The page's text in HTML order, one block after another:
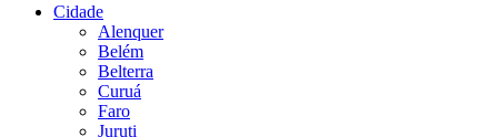
Cidade
Alenquer
Belém
Belterra
Curuá
Faro
Juruti